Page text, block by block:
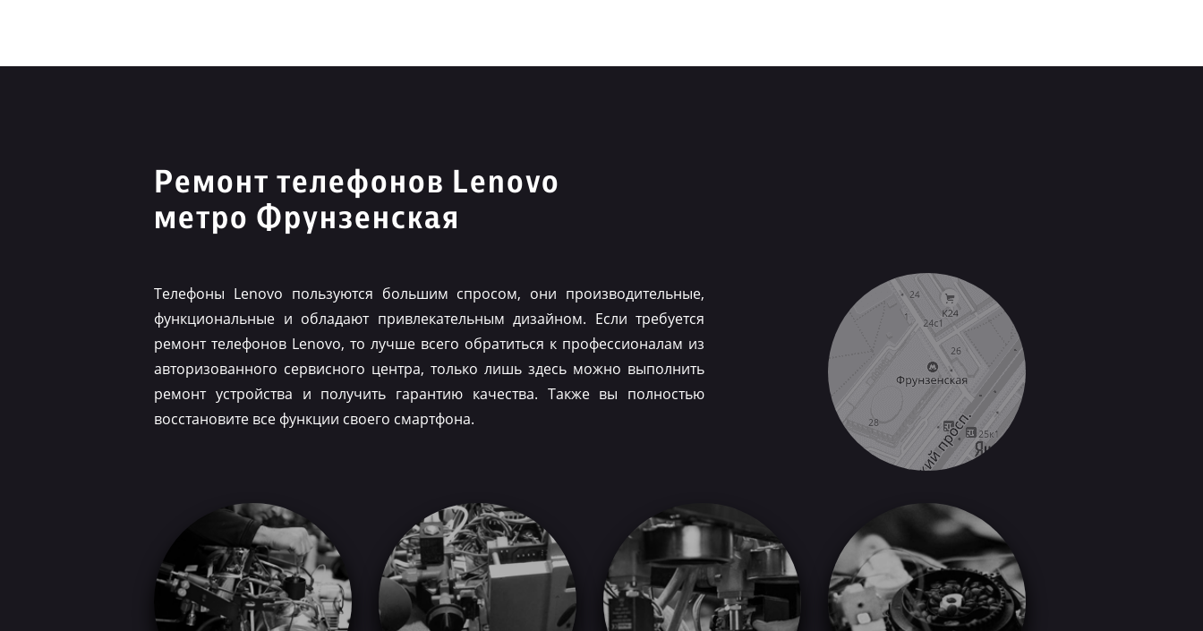
Ремонт телефонов Lenovo
метро Фрунзенская
Телефоны Lenovo пользуются большим спросом, они производительные,
функциональные и обладают привлекательным дизайном. Если требуется
ремонт телефонов Lenovo, то лучше всего обратиться к профессионалам из
авторизованного сервисного центра, только лишь здесь можно выполнить
ремонт устройства и получить гарантию качества. Также вы полностью
восстановите все функции своего смартфона.